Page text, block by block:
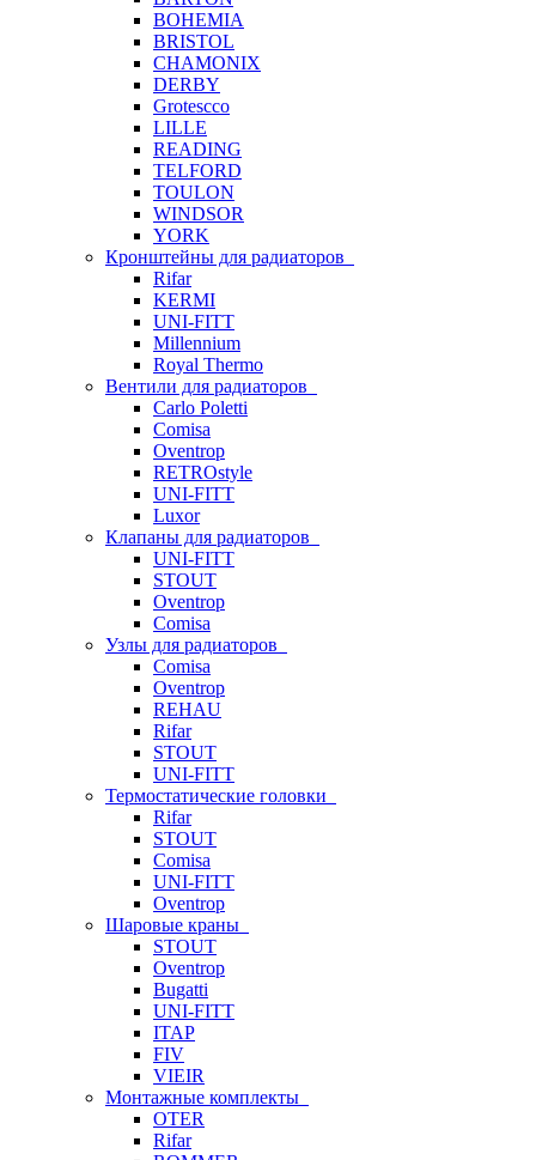
BOHEMIA
BRISTOL
CHAMONIX
DERBY
Grotescco
LILLE
READING
TELFORD
TOULON
WINDSOR
YORK
Кронштейны для радиаторов
Rifar
KERMI
UNI-FITT
Millennium
Royal Thermo
Вентили для радиаторов
Carlo Poletti
Comisa
Oventrop
RETROstyle
UNI-FITT
Luxor
Клапаны для радиаторов
UNI-FITT
STOUT
Oventrop
Comisa
Узлы для радиаторов
Comisa
Oventrop
REHAU
Rifar
STOUT
UNI-FITT
Термостатические головки
Rifar
STOUT
Comisa
UNI-FITT
Oventrop
Шаровые краны
STOUT
Oventrop
Bugatti
UNI-FITT
ITAP
FIV
VIEIR
Монтажные комплекты
OTER
Rifar